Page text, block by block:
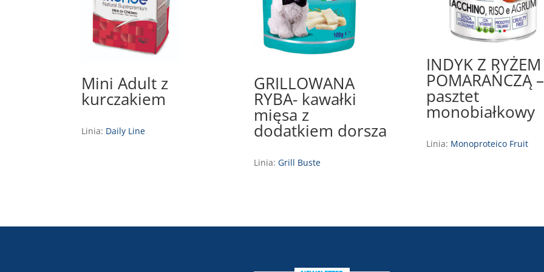
Mini Adult z
kurczakiem
Linia: Daily Line
GRILLOWANA
RYBA- kawałki
mięsa z
dodatkiem dorsza
Linia: Grill Buste
INDYK Z
POMARAŃCZĄ –
pasztet
monobiałkowy
Linia: Monoproteico Fruit